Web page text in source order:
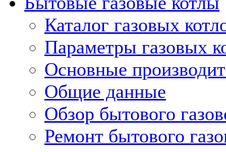
Каталог газовых
Параметры газовых
Основные
Общие данные
Обзор бытового
Ремонт бытового